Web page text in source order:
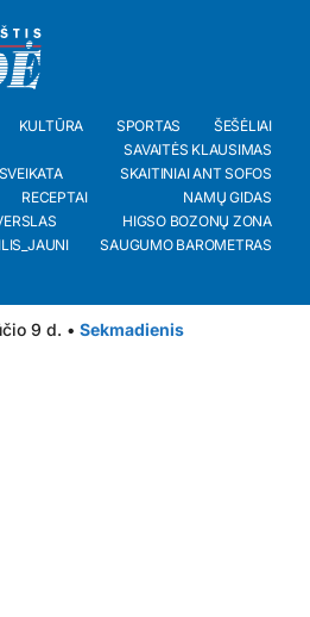
KULTŪRA SPORTAS
ŠEŠĖLIAI
SAVAITĖS KLAUSIMAS
SVEIKATA
SKAITINIAI ANT SOFOS
RECEPTAI
NAMŲ GIDAS
HIGSO BOZONŲ ZONA
SAUGUMO BAROMETRAS
9 d. • Sekmadienis